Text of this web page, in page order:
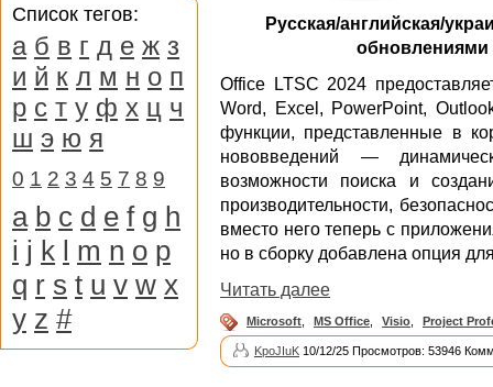
Русская/английская/
обновлениями
Office LTSC 2024
Word, Excel, PowerPoint,
функции, представленные в
нововведений —
возможности поиска и
производительности,
вместо него теперь с
но в сборку добавлена опция
Читать далее
Microsoft MS Office Visio Project
KpoJIuK 10/12/25 Просмотров: 53946
Список тегов:
а б в г д е ж з
и й к л м н о п
р с т у ф х ц ч
ш э ю я
0 1 2 3 4 5 7 8 9
a b c d e f g h
i j k l m n o p
q r s t u v w x
y z #